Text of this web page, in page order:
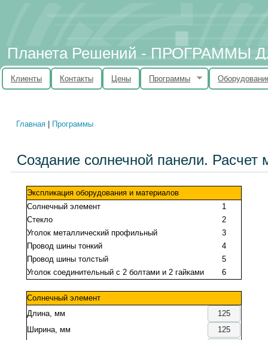
Планета Решений - ПРОГРАММЫ
Клиенты Контакты Цены Программы
Вы здесь
Главная | Программы
Создание солнечной панели. Расчет
Экспликация оборудования и материалов
Солнечный элемент
1
Стекло
2
Уголок металлический профильный
3
Провод шины тонкий
4
Провод шины толстый
5
Уголок соединительный с 2 болтами и 2 гайками
6
Солнечный элемент
Длина, мм
Ширина, мм